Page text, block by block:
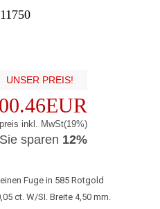
UNSER PREIS!
inkl. MwSt(19%)
Sie sparen 12%
Fuge in 585 Rotgold
ct. W/SI. Breite 4,50 mm.